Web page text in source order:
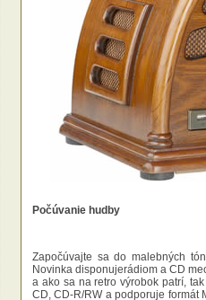
Počúvanie hudby
Započúvajte sa do malebných
Novinka disponujerádiom a CD
a ako sa na retro výrobok patrí,
CD, CD-R/RW a podporuje formát